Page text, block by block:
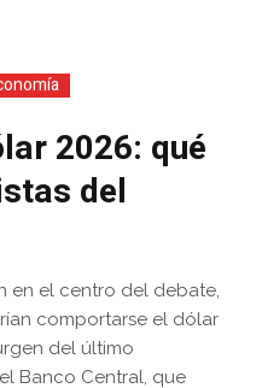
2026: qué
del
en el centro del debate,
comportarse el dólar
del último
Banco Central, que